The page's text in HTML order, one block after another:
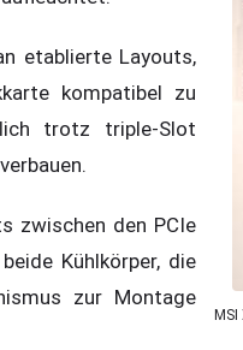
MSI
etablierte Layouts,
kompatibel zu
trotz triple-Slot
zwischen den PCIe
Kühlkörper, die
zur Montage